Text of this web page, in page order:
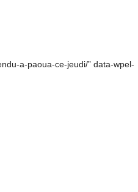
a-paoua-ce-jeudi/” data-wpel-